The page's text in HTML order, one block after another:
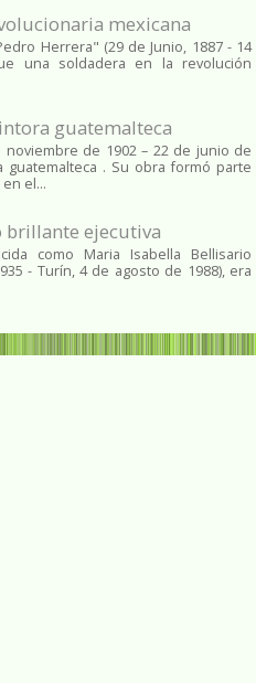
mexicana
Herrera" (29 de Junio, 1887 - 14
una soldadera en la revolución
guatemalteca
noviembre de 1902 – 22 de junio de
guatemalteca . Su obra formó parte
el...
brillante ejecutiva
como Maria Isabella Bellisario
- Turín, 4 de agosto de 1988), era